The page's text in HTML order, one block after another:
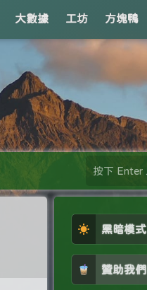
大數據 工坊 方塊鴨
黑暗模式
贊助我們